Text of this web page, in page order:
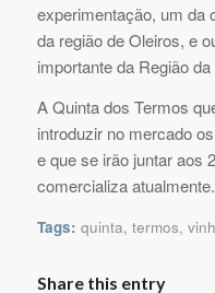
experimentação, um da
da região de Oleiros, e
importante da Região
A Quinta dos Termos
introduzir no mercado
e que se irão juntar aos
comercializa atualmente.
Tags: quinta, termos,
Share this entry